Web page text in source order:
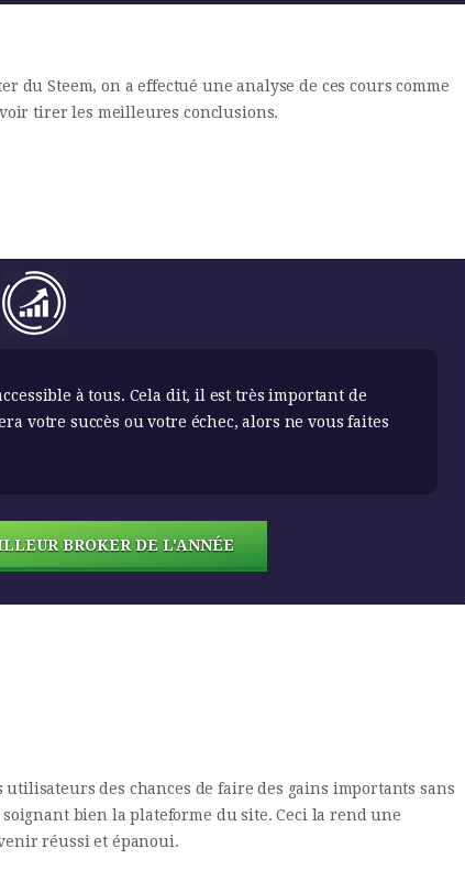
du Steem, on a effectué une analyse de ces cours comme
tirer les meilleures conclusions.
à tous. Cela dit, il est très important de
votre succès ou votre échec, alors ne vous faites
BROKER DE L'ANNÉE
utilisateurs des chances de faire des gains importants sans
bien la plateforme du site. Ceci la rend une
réussi et épanoui.